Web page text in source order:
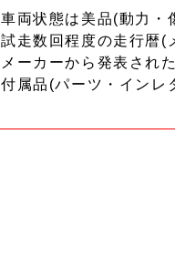
車両状態は美品(動力・
試走数回程度の走行暦(
メーカーから発表され
付属品(パーツ・インレ